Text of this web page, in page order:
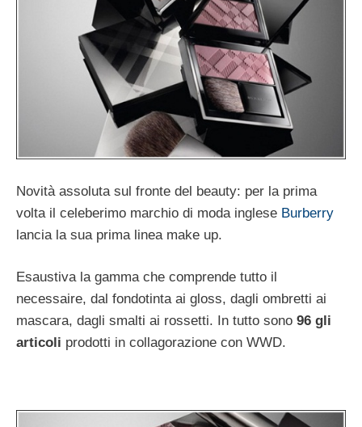
Novità assoluta sul fronte del beauty: per la prima
volta il celeberimo marchio di moda inglese Burberry
lancia la sua prima linea make up.
Esaustiva la gamma che comprende tutto il
necessaire, dal fondotinta ai gloss, dagli ombretti ai
mascara, dagli smalti ai rossetti. In tutto sono 96 gli
articoli prodotti in collagorazione con WWD.